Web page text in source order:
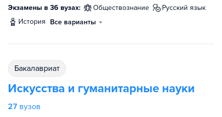
Экзамены в 36 вузах: обществознание
русский язык
история
Все варианты
бакалавриат
Искусства и гуманитарные науки
27 вузов